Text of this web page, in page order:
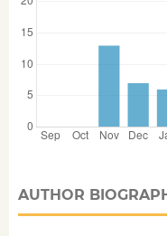
AUTHOR